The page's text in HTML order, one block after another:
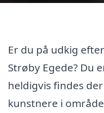
Er du på udkig
Strøby Egede? Du
heldigvis findes
kunstnere i